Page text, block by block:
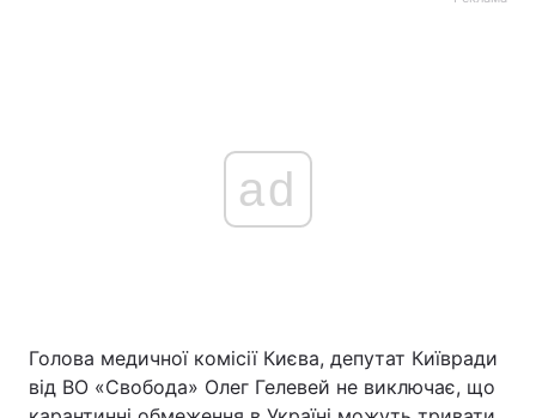
Україна Політика
ad
Голова медичної комісії Києва, депутат Київради
від ВО «Свобода» Олег Гелевей не виключає, що